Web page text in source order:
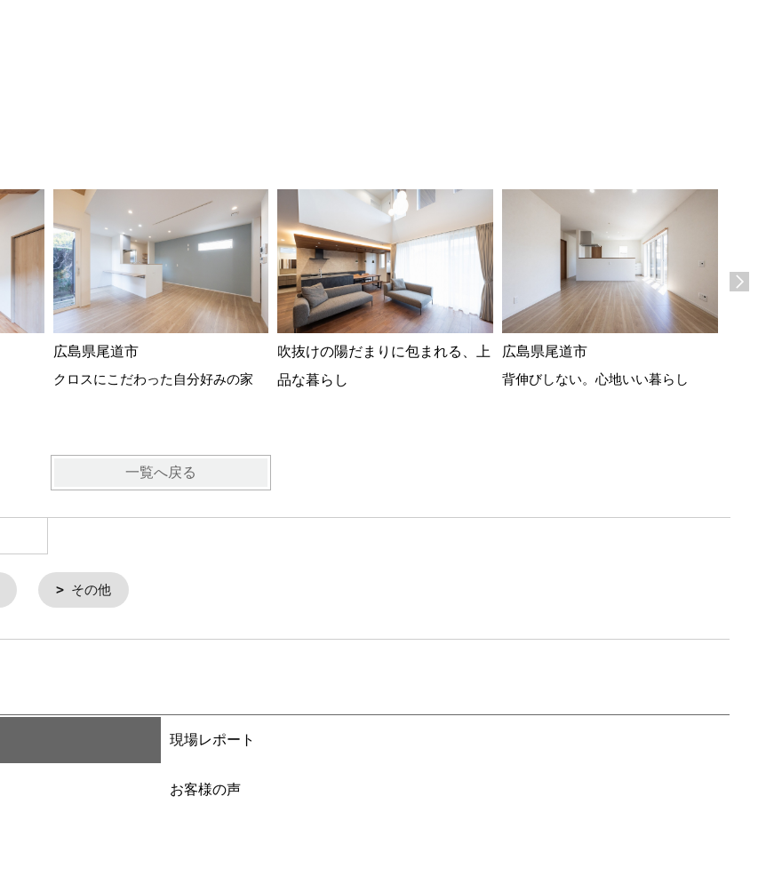
広島県尾道市
クロスにこだわった自分好みの家
吹抜けの陽だまりに包まれる、上
品な暮らし
広島県尾道市
背伸びしない。心地いい暮らし
一覧へ戻る
その他
現場レポート
お客様の声